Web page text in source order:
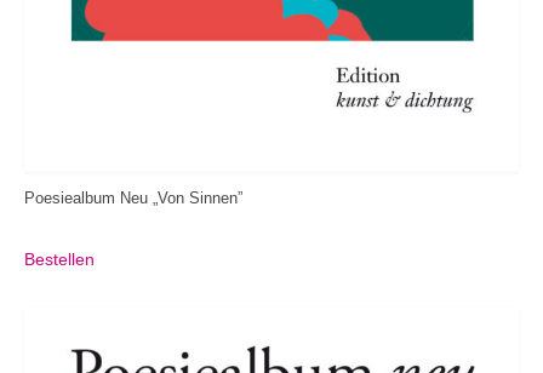
Poesiealbum Neu „Von Sinnen”
Bestellen